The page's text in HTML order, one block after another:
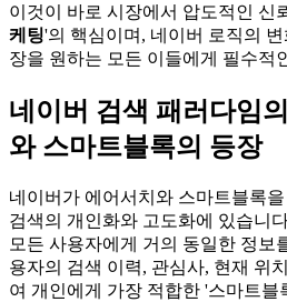
이것이 바로 시장에서 압도적인 신
케팅'의 핵심이며, 네이버 로직의
장을 원하는 모든 이들에게 필수적
네이버 검색 패러다임
와 스마트블록의 등장
네이버가 에어서치와 스마트블록
검색의 개인화와 고도화에 있습니
모든 사용자에게 거의 동일한 정보
용자의 검색 이력, 관심사, 현재 위
여 개인에게 가장 적합한 '스마트블